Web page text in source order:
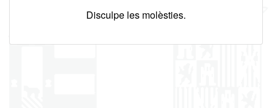
Disculpe les molèsties.